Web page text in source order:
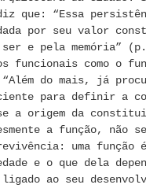
que: “Essa
por seu valor
e pela memória”
funcionais como o
do mais, já
para definir a
a origem da
a função, não
uma função
e o que dela
ao seu